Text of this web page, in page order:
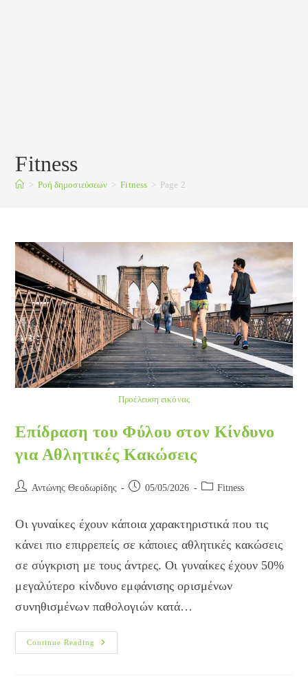
Fitness
> Ροή δημοσιεύσεων > Fitness > Page 2
Προέλευση εικόνας
Επίδραση του Φύλου στον Κίνδυνο
για Αθλητικές Κακώσεις
Post Αντώνης Θεοδωρίδης
Post 05/05/2026
PostFitness
Οι γυναίκες έχουν κάποια χαρακτηριστικά που τις
κάνει πιο επιρρεπείς σε κάποιες αθλητικές κακώσεις
σε σύγκριση με τους άντρες. Οι γυναίκες έχουν 50%
μεγαλύτερο κίνδυνο εμφάνισης ορισμένων
συνηθισμένων παθολογιών κατά…
Continue Reading
Επίδραση
Του